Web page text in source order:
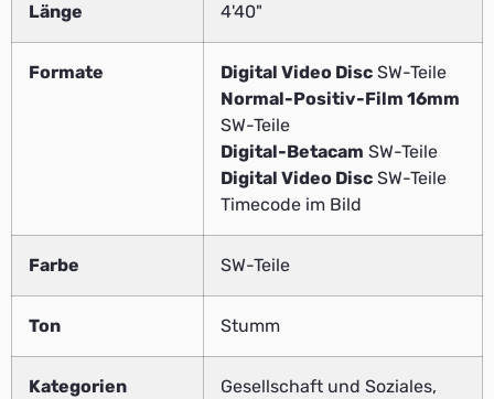
Länge 4'40"
Formate Digital Video Disc SW-Teile
Normal-Positiv-Film 16mm
SW-Teile
Digital-Betacam SW-Teile
Digital Video Disc SW-Teile
Timecode im Bild
Farbe SW-Teile
Ton Stumm
Kategorien
Gesellschaft und Soziales,